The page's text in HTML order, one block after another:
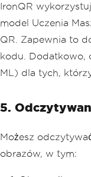
IronQR
model Uczenia
QR. Zapewnia to
kodu. Dodatkowo,
ML) dla tych,
5.
Możesz
obrazów, w tym: